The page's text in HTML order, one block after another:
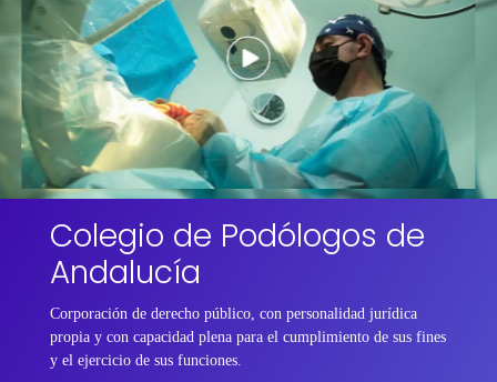
Colegio de Podólogos de
Andalucía
Corporación de derecho público, con personalidad jurídica
propia y con capacidad plena para el cumplimiento de sus fines
y el ejercicio de sus funciones.